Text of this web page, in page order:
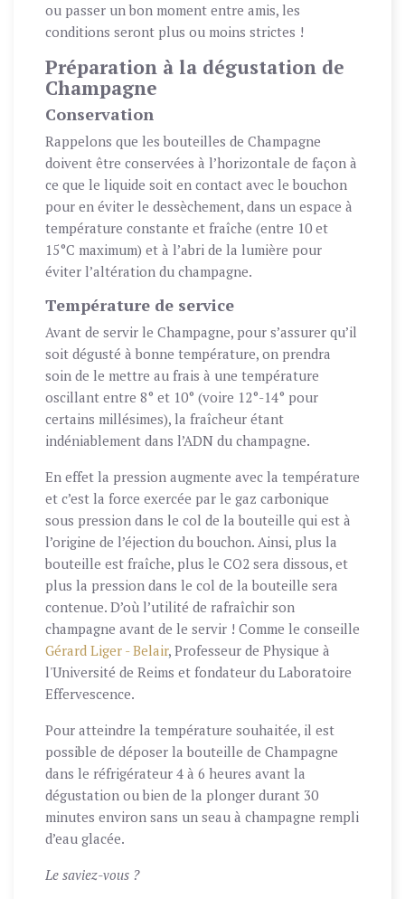
ou passer un bon moment entre amis, les
conditions seront plus ou moins strictes !
Préparation à la dégustation de
Champagne
Conservation
Rappelons que les bouteilles de Champagne
doivent être conservées à l’horizontale de façon à
ce que le liquide soit en contact avec le bouchon
pour en éviter le dessèchement, dans un espace à
température constante et fraîche (entre 10 et
15°C maximum) et à l’abri de la lumière pour
éviter l’altération du champagne.
Température de service
Avant de servir le Champagne, pour s’assurer qu’il
soit dégusté à bonne température, on prendra
soin de le mettre au frais à une température
oscillant entre 8° et 10° (voire 12°-14° pour
certains millésimes), la fraîcheur étant
indéniablement dans l’ADN du champagne.
En effet la pression augmente avec la température
et c’est la force exercée par le gaz carbonique
sous pression dans le col de la bouteille qui est à
l’origine de l’éjection du bouchon. Ainsi, plus la
bouteille est fraîche, plus le CO2 sera dissous, et
plus la pression dans le col de la bouteille sera
contenue. D’où l’utilité de rafraîchir son
champagne avant de le servir ! Comme le conseille
Gérard Liger - Belair, Professeur de Physique à
l'Université de Reims et fondateur du Laboratoire
Effervescence.
Pour atteindre la température souhaitée, il est
possible de déposer la bouteille de Champagne
dans le réfrigérateur 4 à 6 heures avant la
dégustation ou bien de la plonger durant 30
minutes environ sans un seau à champagne rempli
d’eau glacée.
Le saviez-vous ?